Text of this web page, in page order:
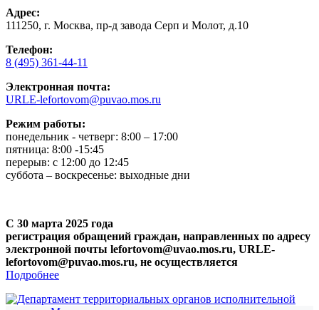
Адрес:
111250, г. Москва, пр-д завода Серп и Молот, д.10
Телефон:
8 (495) 361-44-11
Электронная почта:
URLE-lefortovom@puvao.mos.ru
Режим работы:
понедельник - четверг: 8:00 – 17:00
пятница: 8:00 -15:45
перерыв: с 12:00 до 12:45
суббота – воскресенье: выходные дни
С 30 марта 2025 года
регистрация обращений граждан, направленных по адресу
электронной почты lefortovom@uvao.mos.ru, URLE-
lefortovom@puvao.mos.ru, не осуществляется
Подробнее